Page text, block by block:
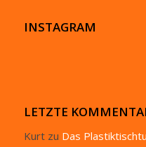
INSTAGRAM
LETZTE
Kurtzu Das